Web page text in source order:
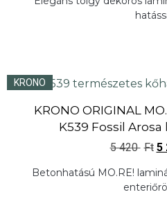
KRONO
KRONO ORIGINAL
K539 Fossil
5 420 Ft 5
Betonhatású MO.RE!